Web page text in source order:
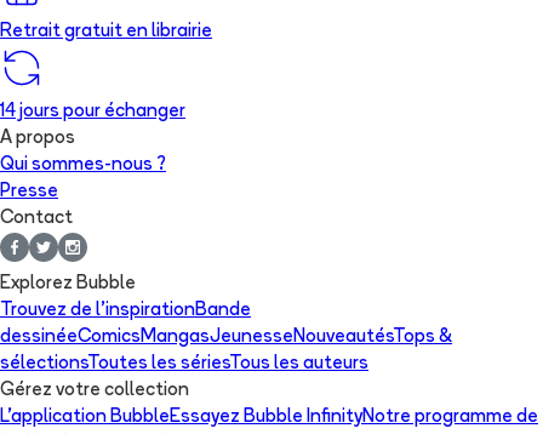
Retrait gratuit en librairie
14 jours pour échanger
A propos
Qui sommes-nous ?
Presse
Contact
Explorez Bubble
Trouvez de l'inspirationBande
dessinéeComicsMangasJeunesseNouveautésTops &
sélectionsToutes les sériesTous les auteurs
Gérez votre collection
L'application BubbleEssayez Bubble InfinityNotre programme de